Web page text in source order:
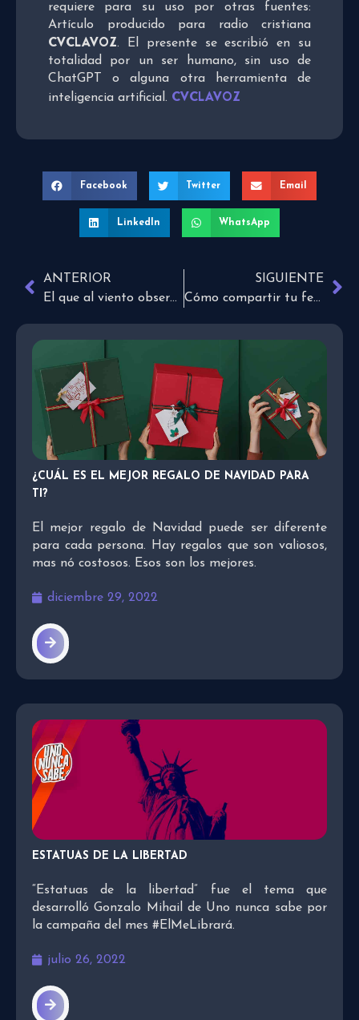
requiere para su uso por otras fuentes:
Artículo producido para radio cristiana
CVCLAVOZ. El presente se escribió en su
totalidad por un ser humano, sin uso de
ChatGPT o alguna otra herramienta de
inteligencia artificial. CVCLAVOZ
Facebook Twitter Email
LinkedIn WhatsApp
ANTERIOR
El que al viento observa, no sembrará
SIGUIENTE
Cómo compartir tu fe en las redes sociales en 3 pasos
¿CUÁL ES EL MEJOR REGALO DE NAVIDAD PARA
TI?
El mejor regalo de Navidad puede ser diferente
para cada persona. Hay regalos que son valiosos,
mas nó costosos. Esos son los mejores.
diciembre 29, 2022
ESTATUAS DE LA LIBERTAD
“Estatuas de la libertad” fue el tema que
desarrolló Gonzalo Mihail de Uno nunca sabe por
la campaña del mes #ElMeLibrará.
julio 26, 2022